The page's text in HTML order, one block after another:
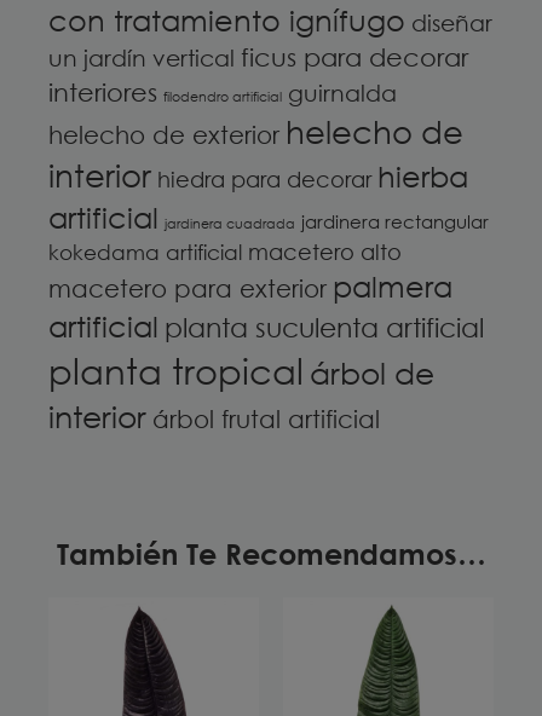
con tratamiento ignífugo diseñar
un jardín vertical ficus para decorar
interiores filodendro artificial guirnalda
helecho de exterior helecho de
interior hiedra para decorar hierba
artificial jardinera cuadrada jardinera rectangular
kokedama artificial macetero alto
macetero para exterior palmera
artificial planta suculenta artificial
planta tropical árbol de
interior árbol frutal artificial
También Te Recomendamos…